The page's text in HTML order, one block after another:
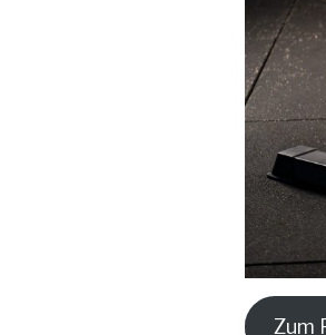
Zum